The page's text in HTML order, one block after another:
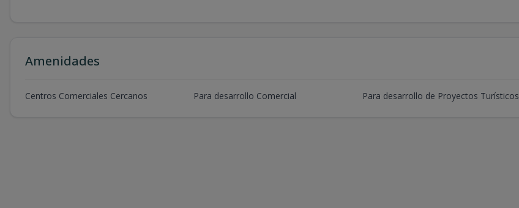
Amenidades
Centros Comerciales Cercanos Para desarrollo Comercial Para desarrollo de Proyectos Turísticos